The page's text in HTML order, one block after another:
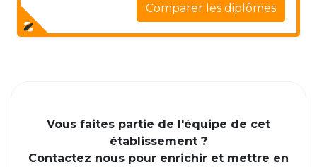
Comparer les diplômes
Vous faites partie de l'équipe de cet
établissement ?
Contactez nous pour enrichir et mettre en